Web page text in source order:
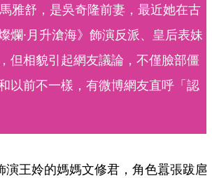
雅舒，是吳奇隆前妻，最近她在古
爛·月升滄海》飾演反派、皇后表妹
但相貌引起網友議論，不僅臉部僵
以前不一樣，有微博網友直呼「認
演王姈的媽媽文修君，角色囂張跋扈